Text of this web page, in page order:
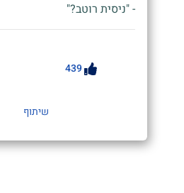
- "ניסית רוטב?"
439
שיתוף